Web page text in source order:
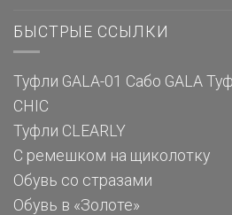
БЫСТРЫЕ ССЫЛКИ
Туфли GALA-01 Сабо GALA
CHIC
Туфли CLEARLY
С ремешком на щиколотку
Обувь со стразами
Обувь в «Золоте»